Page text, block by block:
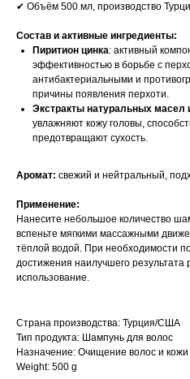
✔ Объём 500 мл, производство
Состав и активные ингредиенты:
Пиритион цинка: активный
эффективностью в борьбе с
антибактериальными и
причины появления перхоти.​
Экстракты натуральных масел
увлажняют кожу головы,
предотвращают сухость.​
Аромат: свежий и нейтральный,
Применение:
Нанесите небольшое количество
вспеньте мягкими массажными
тёплой водой. При необходимости
достижения наилучшего результата
использование.​
Страна производства: Турция/США
Тип продукта: Шампунь для волос
Назначение: Очищение волос и кожи
Weight: 500 g